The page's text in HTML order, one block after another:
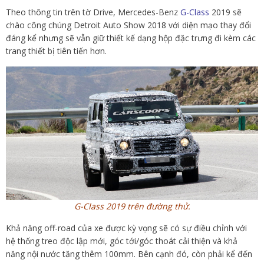
Theo thông tin trên tờ Drive, Mercedes-Benz G-Class 2019 sẽ
chào công chúng Detroit Auto Show 2018 với diện mạo thay đổi
đáng kể nhưng sẽ vẫn giữ thiết kế dạng hộp đặc trưng đi kèm các
trang thiết bị tiên tiến hơn.
G-Class 2019 trên đường thử.
Khả năng off-road của xe được kỳ vọng sẽ có sự điều chỉnh với
hệ thống treo độc lập mới, góc tới/góc thoát cải thiện và khả
năng nội nước tăng thêm 100mm. Bên cạnh đó, còn phải kể đến